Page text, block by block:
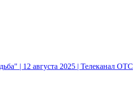
| 12 августа 2025 | Телеканал ОТС